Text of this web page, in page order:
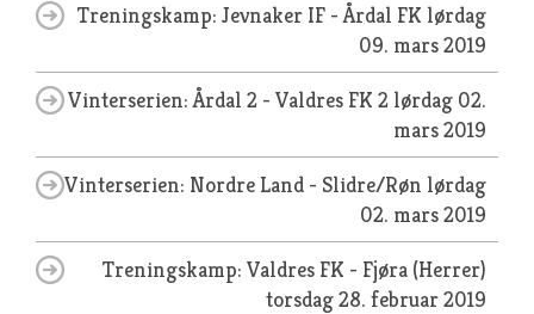
Treningskamp: Jevnaker IF - Årdal FK lørdag
09. mars 2019
Vinterserien: Årdal 2 - Valdres FK 2 lørdag 02.
mars 2019
Vinterserien: Nordre Land - Slidre/Røn lørdag
02. mars 2019
Treningskamp: Valdres FK - Fjøra (Herrer)
torsdag 28. februar 2019